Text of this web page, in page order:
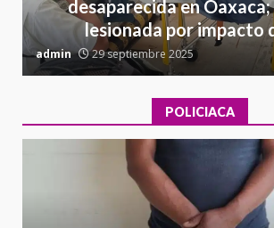
desaparecida en
lesionada por impacto
admin 29 septiembre 2025
POLICIACA